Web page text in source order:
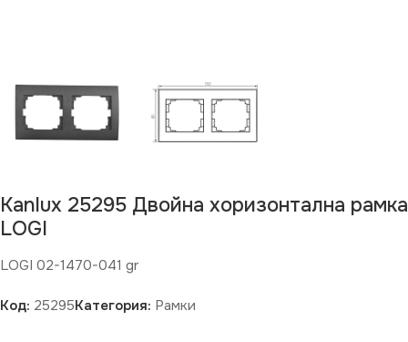
Kanlux 25295 Двойна хоризонтална рамка
LOGI
LOGI 02-1470-041 gr
Код: 25295Категория: Рамки